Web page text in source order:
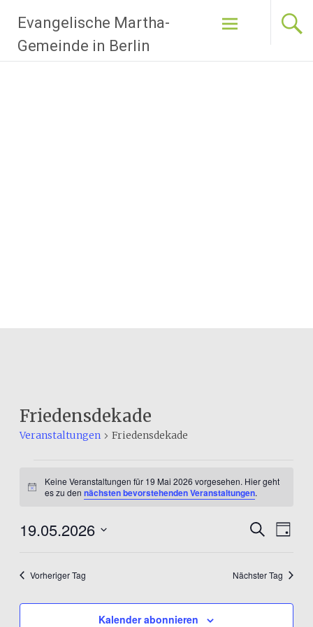
Inhalt
springen
Evangelische Martha-
Gemeinde in Berlin
Friedensdekade
Veranstaltungen Friedensdekade
für
Mai
2026
Hinweis
Keine Veranstaltungen für 19 Mai 2026 vorgesehen. Hier geht
es zu dennächsten bevorstehenden Veranstaltungen.
und
SucheTag
19.05.2026
Vorheriger Tag Nächster Tag
Kalender abonnieren